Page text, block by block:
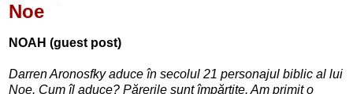
Noe
NOAH (guest post)
Darren Aronosfky aduce în secolul 21 personajul biblic al lui
Noe. Cum îl aduce? Părerile sunt împărțite. Am primit o